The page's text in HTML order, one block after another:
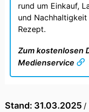
rund um Einkauf,
und
Rezept.
Zum kostenlosen
Medienservice
Stand: 31.03.2025 /